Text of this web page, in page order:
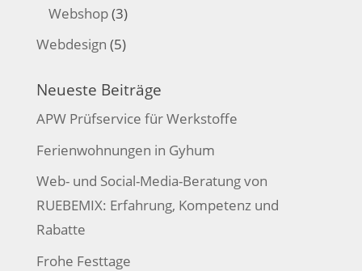
Webshop(3)
Webdesign (5)
Neueste Beiträge
APW Prüfservice für Werkstoffe
Ferienwohnungen in Gyhum
Web- und Social-Media-Beratung von
RUEBEMIX: Erfahrung, Kompetenz und
Rabatte
Frohe Festtage